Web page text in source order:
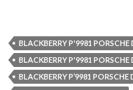
BLACKBERRY P'9981 PORSCHE
BLACKBERRY P'9981
BLACKBERRY P’9981